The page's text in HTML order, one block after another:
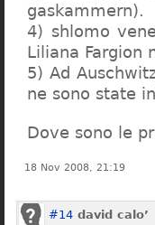
gaskammern).
4) shlomo
Liliana Fargion
5) Ad
ne sono state
Dove sono le
18 Nov 2008, 21:19
#14 david calo’